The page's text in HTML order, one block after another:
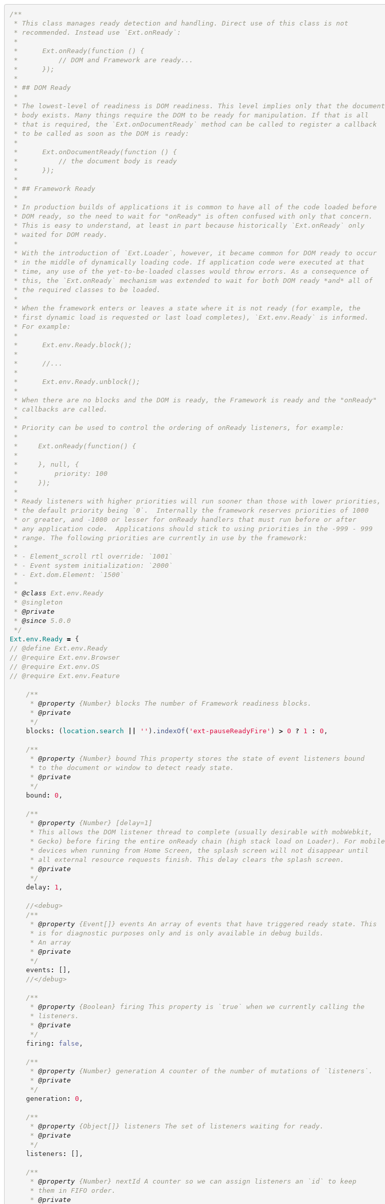
/**
* This class manages ready detection and handling. Direct use of this class is not
* recommended. Instead use `Ext.onReady`:
*
*      Ext.onReady(function () {
*          // DOM and Framework are ready...
*      });
*
* ## DOM Ready
*
* The lowest-level of readiness is DOM readiness. This level implies only that the document
* body exists. Many things require the DOM to be ready for manipulation. If that is all
* that is required, the `Ext.onDocumentReady` method can be called to register a callback
* to be called as soon as the DOM is ready:
*
*      Ext.onDocumentReady(function () {
*          // the document body is ready
*      });
*
* ## Framework Ready
*
* In production builds of applications it is common to have all of the code loaded before
* DOM ready, so the need to wait for "onReady" is often confused with only that concern.
* This is easy to understand, at least in part because historically `Ext.onReady` only
* waited for DOM ready.
*
* With the introduction of `Ext.Loader`, however, it became common for DOM ready to occur
* in the middle of dynamically loading code. If application code were executed at that
* time, any use of the yet-to-be-loaded classes would throw errors. As a consequence of
* this, the `Ext.onReady` mechanism was extended to wait for both DOM ready *and* all of
* the required classes to be loaded.
*
* When the framework enters or leaves a state where it is not ready (for example, the
* first dynamic load is requested or last load completes), `Ext.env.Ready` is informed.
* For example:
*
*      Ext.env.Ready.block();
*
*      //...
*
*      Ext.env.Ready.unblock();
*
* When there are no blocks and the DOM is ready, the Framework is ready and the "onReady"
* callbacks are called.
*
* Priority can be used to control the ordering of onReady listeners, for example:
*
*     Ext.onReady(function() {
*
*     }, null, {
*         priority: 100
*     });
*
* Ready listeners with higher priorities will run sooner than those with lower priorities,
* the default priority being `0`.  Internally the framework reserves priorities of 1000
* or greater, and -1000 or lesser for onReady handlers that must run before or after
* any application code.  Applications should stick to using priorities in the -999 - 999
* range. The following priorities are currently in use by the framework:
*
* - Element_scroll rtl override: `1001`
* - Event system initialization: `2000`
* - Ext.dom.Element: `1500`
*
* @class Ext.env.Ready
* @singleton
* @private
* @since 5.0.0
*/
Ext . env . Ready =
{
// @define Ext.env.Ready
// @require Ext.env.Browser
// @require Ext.env.OS
// @require Ext.env.Feature
/**
* @property {Number}
blocks The number of Framework readiness blocks.
* @private
*/
blocks : ( location . search ' ' ) . indexOf ( ' ext-pauseReadyFire ' ) > 0 ? 1 : 0 ,
/**
* @property {Number}
bound This property stores the state of event listeners bound
* to the document or window to detect ready state.
* @private
*/
bound : 0 ,
/**
* @property {Number}
[delay=1]
* This allows the DOM listener thread to complete (usually desirable with mobWebkit,
* Gecko) before firing the entire onReady chain (high stack load on Loader). For mobile
* devices when running from Home Screen, the splash screen will not disappear until
* all external resource requests finish. This delay clears the splash screen.
* @private
*/
delay: 1 ,
//<debug>
/**
* @property {Event[]}
events An array of events that have triggered ready state. This
* is for diagnostic purposes only and is only available in debug builds.
* An array
* @private
*/
events : [ ] ,
//</debug>
/**
* @property {Boolean}
firing This property is `true` when we currently calling the
* listeners.
* @private
*/
firing : false ,
/**
* @property {Number}
generation A counter of the number of mutations of `listeners`.
* @private
*/
generation : 0 ,
/**
* @property {Object[]}
listeners The set of listeners waiting for ready.
* @private
*/
listeners : [ ] ,
/**
* @property {Number}
nextId A counter so we can assign listeners an `id` to keep
* them in FIFO order.
* @private